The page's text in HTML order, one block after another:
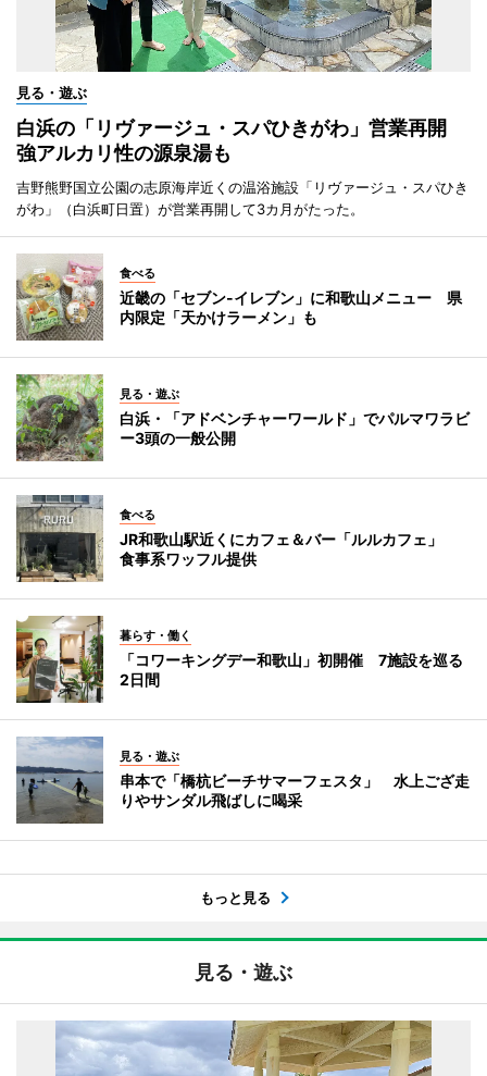
見る・遊ぶ
白浜の「リヴァージュ・スパひきがわ」営業再開
強アルカリ性の源泉湯も
吉野熊野国立公園の志原海岸近くの温浴施設「リヴァージュ・スパひき
がわ」（白浜町日置）が営業再開して3カ月がたった。
食べる
近畿の「セブン-イレブン」に和歌山メニュー 県
内限定「天かけラーメン」も
見る・遊ぶ
白浜・「アドベンチャーワールド」でパルマワラビ
ー3頭の一般公開
食べる
JR和歌山駅近くにカフェ＆バー「ルルカフェ」
食事系ワッフル提供
暮らす・働く
「コワーキングデー和歌山」初開催 7施設を巡る
2日間
見る・遊ぶ
串本で「橋杭ビーチサマーフェスタ」 水上ござ走
りやサンダル飛ばしに喝采
もっと見る
見る・遊ぶ